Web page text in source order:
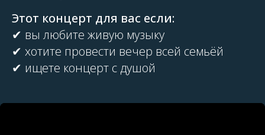
Этот концерт для вас если:
✔ вы любите живую музыку
✔ хотите провести вечер всей семьёй
✔ ищете концерт с душой